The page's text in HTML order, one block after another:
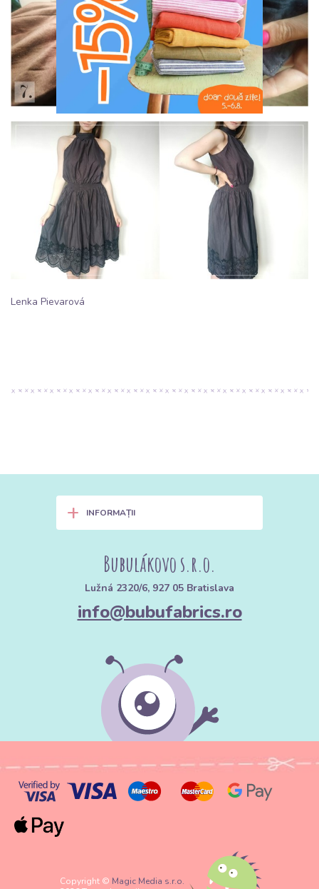
Lenka Pievarová
+ INFORMAȚII
Bubulákovo s.r.o.
Lužná 2320/6, 927 05 Bratislava
info@bubufabrics.ro
Copyright © Magic Media s.r.o.